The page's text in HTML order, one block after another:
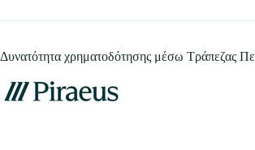
Πλάτος
cm
210
Δυνατότητα χρηματοδότησης μέσω Τράπεζας